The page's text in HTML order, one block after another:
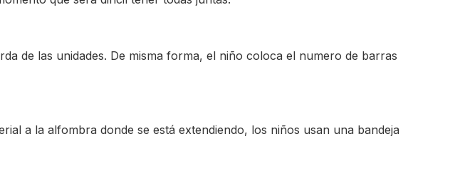
de las unidades. De misma forma, el niño coloca el numero de barras
a la alfombra donde se está extendiendo, los niños usan una bandeja